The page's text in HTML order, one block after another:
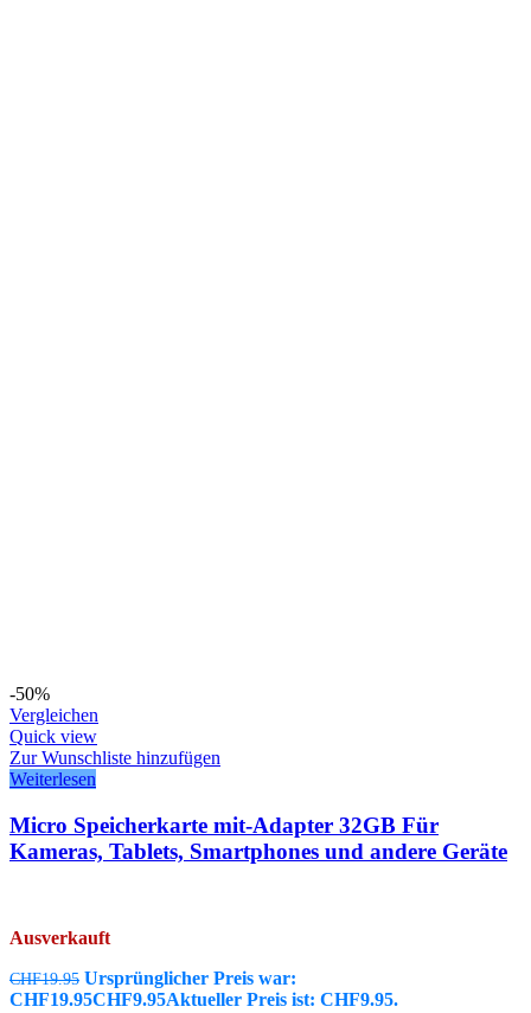
-50%
Vergleichen
Quick view
Zur Wunschliste hinzufügen
Weiterlesen
Micro Speicherkarte mit-Adapter 32GB Für
Kameras, Tablets, Smartphones und andere Geräte
Ausverkauft
CHF19.95 Ursprünglicher Preis war:
CHF19.95CHF9.95Aktueller Preis ist: CHF9.95.